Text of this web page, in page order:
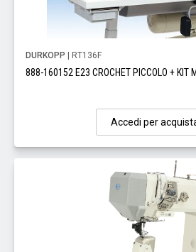
DURKOPP | RT136F
888-160152 E23 CROCHET PICCOLO + KIT
Accedi per